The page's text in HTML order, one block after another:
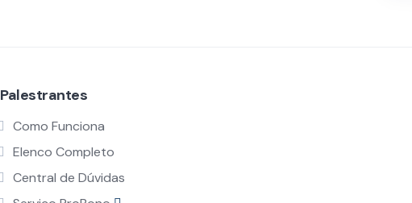
Palestrantes
Como Funciona
Elenco Completo
Central de Dúvidas